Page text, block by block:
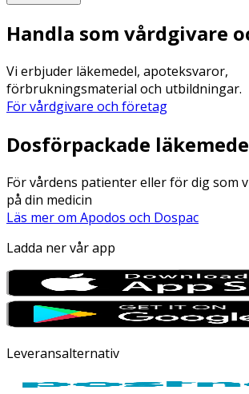
Handla som vårdgivare
Vi erbjuder läkemedel, apoteksvaror,
förbrukningsmaterial och utbildningar.
För vårdgivare och företag
Dosförpackade
För vårdens patienter eller för dig som
på din medicin
Läs mer om Apodos och Dospac
Ladda ner vår app
Leveransalternativ